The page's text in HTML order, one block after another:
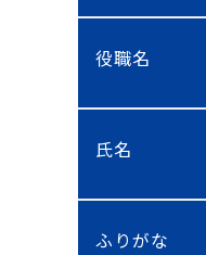
役職名
氏名
ふりがな